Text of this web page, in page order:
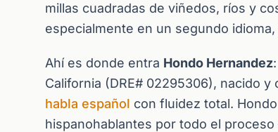
millas cuadradas de viñedos, ríos y
especialmente en un segundo
Ahí es donde entra Hondo Hernandez
California (DRE# 02295306), nacido y
habla español con fluidez total.
hispanohablantes por todo el